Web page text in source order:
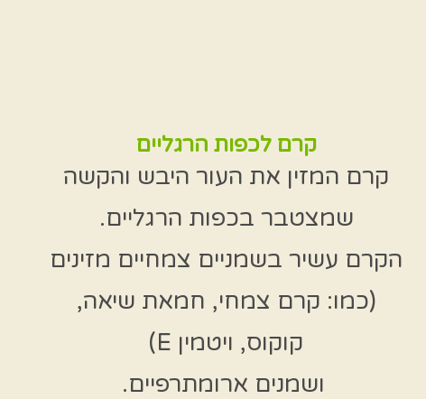
קרם לכפות הרגליים
קרם המזין את העור היבש והקשה
שמצטבר בכפות הרגליים.
הקרם עשיר בשמניים צמחיים מזינים
(כמו: קרם צמחי, חמאת שיאה,
קוקוס, ויטמין E)
ושמנים ארומתרפיים.